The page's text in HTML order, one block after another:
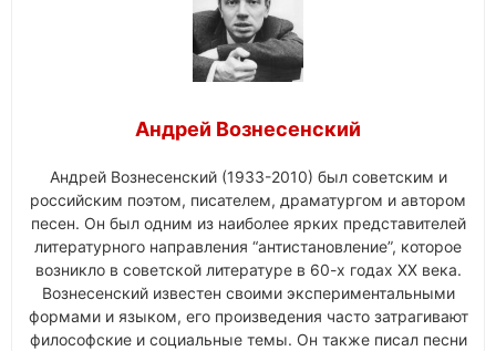
Андрей Вознесенский
Андрей Вознесенский (1933-2010) был советским и
российским поэтом, писателем, драматургом и автором
песен. Он был одним из наиболее ярких представителей
литературного направления “антистановление”, которое
возникло в советской литературе в 60-х годах XX века.
Вознесенский известен своими экспериментальными
формами и языком, его произведения часто затрагивают
философские и социальные темы. Он также писал песни